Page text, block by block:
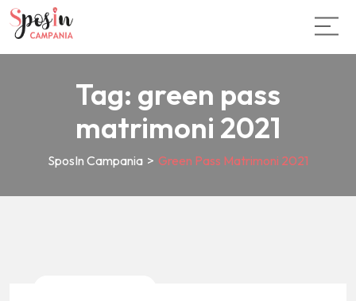
Tag: green pass
matrimoni 2021
SposIn Campania > Green Pass Matrimoni 2021